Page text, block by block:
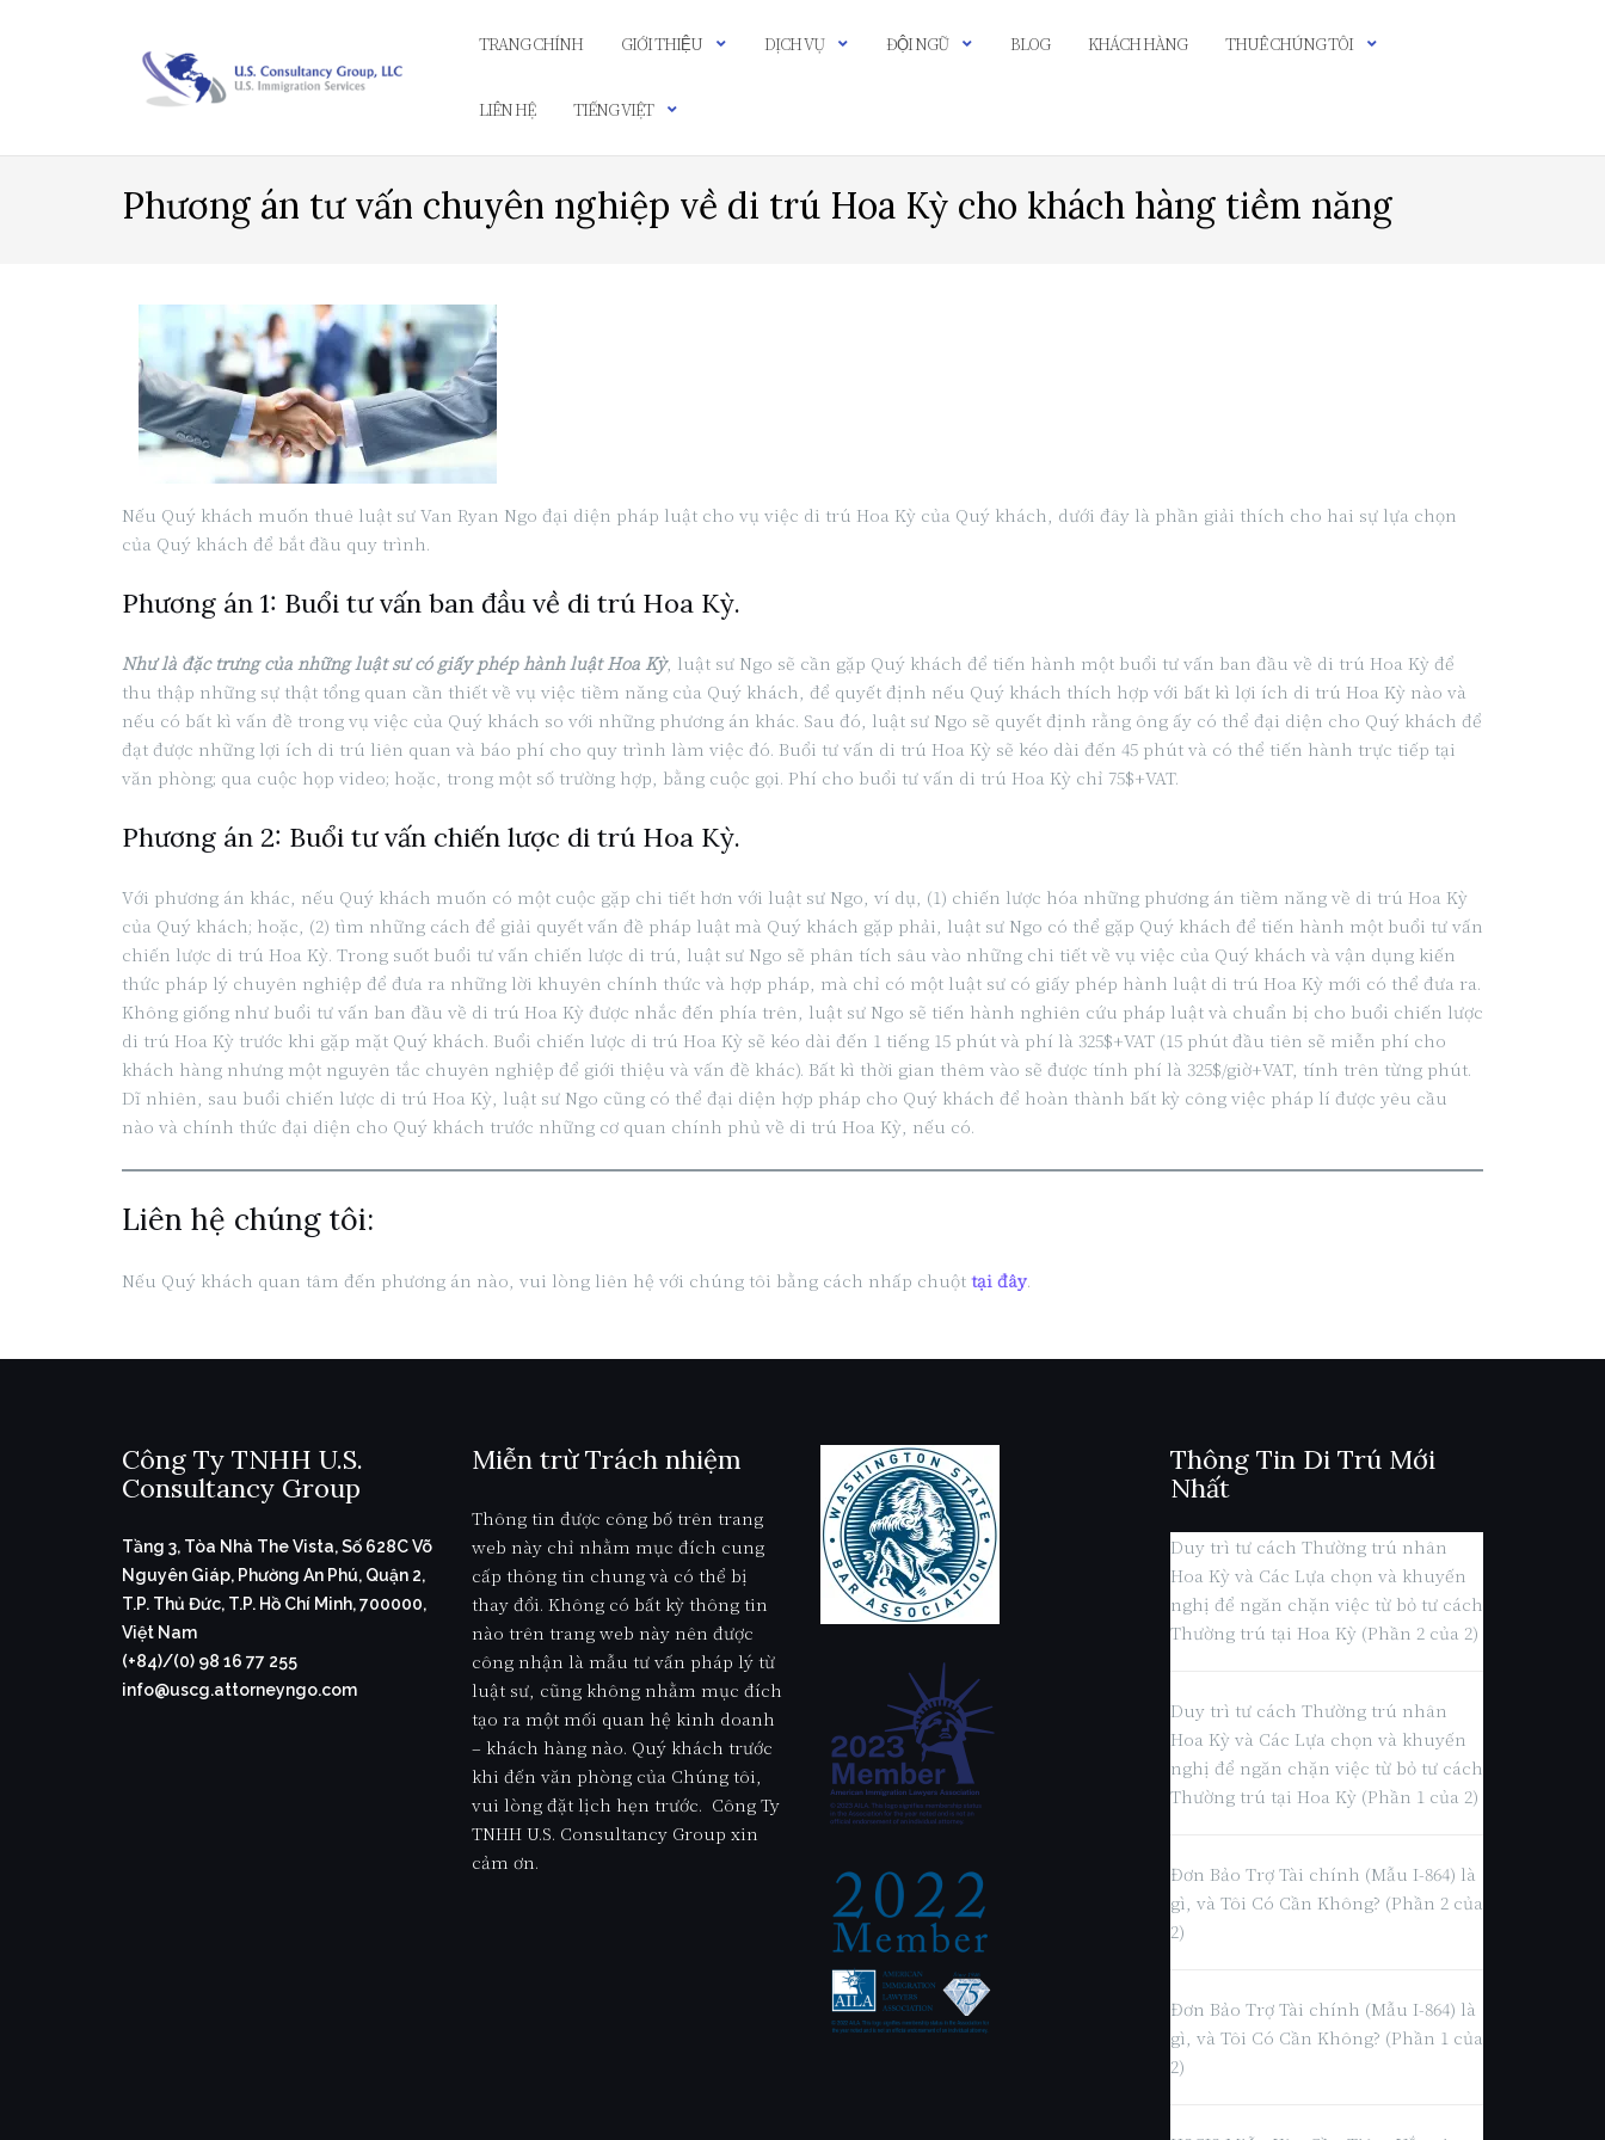
TRANG CHÍNH GIỚI THIỆU DỊCH VỤ ĐỘI NGŨ BLOG KHÁCH HÀNG THUÊ CHÚNG TÔI
LIÊN HỆ TIẾNG VIỆT
Phương án tư vấn chuyên nghiệp về di trú Hoa Kỳ cho khách hàng tiềm năng
Nếu Quý khách muốn thuê luật sư Van Ryan Ngo đại diện pháp luật cho vụ việc di trú Hoa Kỳ của Quý khách, dưới đây là phần giải thích cho hai sự lựa chọn
của Quý khách để bắt đầu quy trình.
Phương án 1: Buổi tư vấn ban đầu về di trú Hoa Kỳ.
Như là đặc trưng của những luật sư có giấy phép hành luật Hoa Kỳ, luật sư Ngo sẽ cần gặp Quý khách để tiến hành một buổi tư vấn ban đầu về di trú Hoa Kỳ để
thu thập những sự thật tổng quan cần thiết về vụ việc tiềm năng của Quý khách, để quyết định nếu Quý khách thích hợp với bất kì lợi ích di trú Hoa Kỳ nào và
nếu có bất kì vấn đề trong vụ việc của Quý khách so với những phương án khác. Sau đó, luật sư Ngo sẽ quyết định rằng ông ấy có thể đại diện cho Quý khách để
đạt được những lợi ích di trú liên quan và báo phí cho quy trình làm việc đó. Buổi tư vấn di trú Hoa Kỳ sẽ kéo dài đến 45 phút và có thể tiến hành trực tiếp tại
văn phòng; qua cuộc họp video; hoặc, trong một số trường hợp, bằng cuộc gọi. Phí cho buổi tư vấn di trú Hoa Kỳ chỉ 75$+VAT.
Phương án 2: Buổi tư vấn chiến lược di trú Hoa Kỳ.
Với phương án khác, nếu Quý khách muốn có một cuộc gặp chi tiết hơn với luật sư Ngo, ví dụ, (1) chiến lược hóa những phương án tiềm năng về di trú Hoa Kỳ
của Quý khách; hoặc, (2) tìm những cách để giải quyết vấn đề pháp luật mà Quý khách gặp phải, luật sư Ngo có thể gặp Quý khách để tiến hành một buổi tư vấn
chiến lược di trú Hoa Kỳ. Trong suốt buổi tư vấn chiến lược di trú, luật sư Ngo sẽ phân tích sâu vào những chi tiết về vụ việc của Quý khách và vận dụng kiến
thức pháp lý chuyên nghiệp để đưa ra những lời khuyên chính thức và hợp pháp, mà chỉ có một luật sư có giấy phép hành luật di trú Hoa Kỳ mới có thể đưa ra.
Không giống như buổi tư vấn ban đầu về di trú Hoa Kỳ được nhắc đến phía trên, luật sư Ngo sẽ tiến hành nghiên cứu pháp luật và chuẩn bị cho buổi chiến lược
di trú Hoa Kỳ trước khi gặp mặt Quý khách. Buổi chiến lược di trú Hoa Kỳ sẽ kéo dài đến 1 tiếng 15 phút và phí là 325$+VAT (15 phút đầu tiên sẽ miễn phí cho
khách hàng nhưng một nguyên tắc chuyên nghiệp để giới thiệu và vấn đề khác). Bất kì thời gian thêm vào sẽ được tính phí là 325$/giờ+VAT, tính trên từng phút.
Dĩ nhiên, sau buổi chiến lược di trú Hoa Kỳ, luật sư Ngo cũng có thể đại diện hợp pháp cho Quý khách để hoàn thành bất kỳ công việc pháp lí được yêu cầu
nào và chính thức đại diện cho Quý khách trước những cơ quan chính phủ về di trú Hoa Kỳ, nếu có.
Liên hệ chúng tôi:
Nếu Quý khách quan tâm đến phương án nào, vui lòng liên hệ với chúng tôi bằng cách nhấp chuột tại đây.
Công Ty TNHH U.S.
Consultancy Group
Tầng 3, Tòa Nhà The Vista, Số 628C Võ
Nguyên Giáp, Phường An Phú, Quận 2,
T.P. Thủ Đức, T.P. Hồ Chí Minh, 700000,
Việt Nam
(+84)/(0) 98 16 77 255
info@uscg.attorneyngo.com
Miễn trừ Trách nhiệm
Thông tin được công bố trên trang
web này chỉ nhằm mục đích cung
cấp thông tin chung và có thể bị
thay đổi. Không có bất kỳ thông tin
nào trên trang web này nên được
công nhận là mẫu tư vấn pháp lý từ
luật sư, cũng không nhằm mục đích
tạo ra một mối quan hệ kinh doanh
– khách hàng nào. Quý khách trước
khi đến văn phòng của Chúng tôi,
vui lòng đặt lịch hẹn trước. Công Ty
TNHH U.S. Consultancy Group xin
cảm ơn.
Thông Tin Di Trú Mới
Nhất
Duy trì tư cách Thường trú nhân
Hoa Kỳ và Các Lựa chọn và khuyến
nghị để ngăn chặn việc từ bỏ tư cách
Thường trú tại Hoa Kỳ (Phần 2 của 2)
Duy trì tư cách Thường trú nhân
Hoa Kỳ và Các Lựa chọn và khuyến
nghị để ngăn chặn việc từ bỏ tư cách
Thường trú tại Hoa Kỳ (Phần 1 của 2)
Đơn Bảo Trợ Tài chính (Mẫu I-864) là
gì, và Tôi Có Cần Không? (Phần 2 của
2)
Đơn Bảo Trợ Tài chính (Mẫu I-864) là
gì, và Tôi Có Cần Không? (Phần 1 của
2)